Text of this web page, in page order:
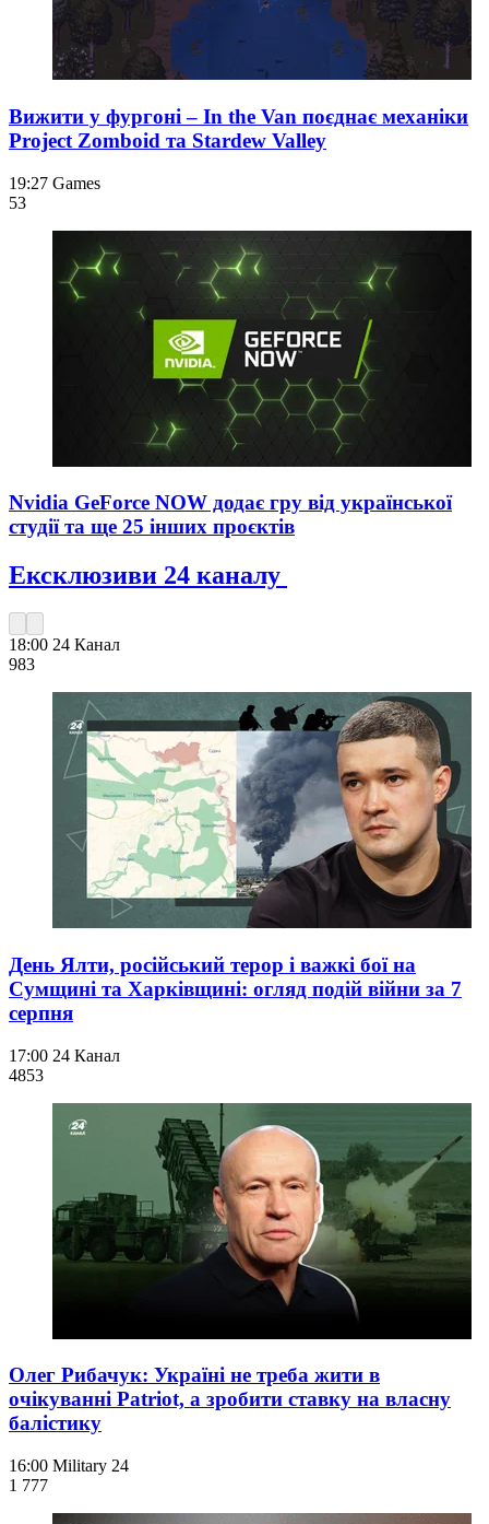
Вижити у фургоні – In the Van поєднає механіки
Project Zomboid та Stardew Valley
19:27 Games
53
Nvidia GeForce NOW додає гру від української
студії та ще 25 інших проєктів
Ексклюзиви 24 каналу
18:00 24 Канал
983
День Ялти, російський терор і важкі бої на
Сумщині та Харківщині: огляд подій війни за 7
серпня
17:00 24 Канал
4853
Олег Рибачук: Україні не треба жити в
очікуванні Patriot, а зробити ставку на власну
балістику
16:00 Military 24
1 777